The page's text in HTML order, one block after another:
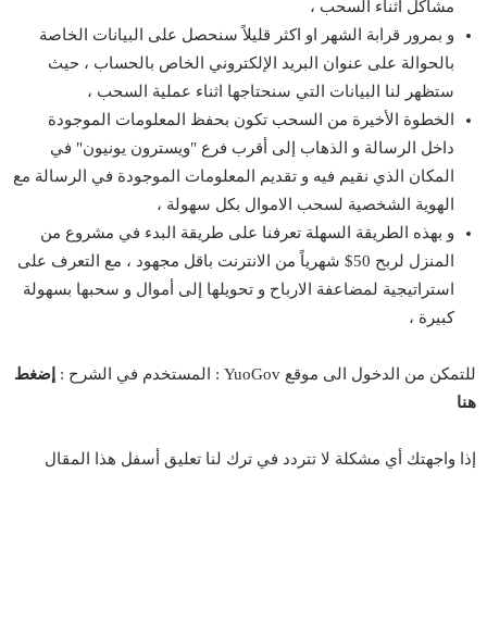
مشاكل اثناء السحب ،
و بمرور قرابة الشهر او اكثر قليلاً سنحصل على البيانات الخاصة
بالحوالة على عنوان البريد الإلكتروني الخاص بالحساب ، حيث
ستظهر لنا البيانات التي سنحتاجها اثناء عملية السحب ،
الخطوة الأخيرة من السحب تكون بحفظ المعلومات الموجودة
داخل الرسالة و الذهاب إلى أقرب فرع "ويسترون يونيون" في
المكان الذي نقيم فيه و تقديم المعلومات الموجودة في الرسالة مع
الهوية الشخصية لسحب الاموال بكل سهولة ،
و بهذه الطريقة السهلة تعرفنا على طريقة البدء في مشروع من
المنزل لربح 50$ شهرياً من الانترنت باقل مجهود ، مع التعرف على
استراتيجية لمضاعفة الارباح و تحويلها إلى أموال و سحبها بسهولة
كبيرة ،
للتمكن من الدخول الى موقع YuoGov : المستخدم في الشرح :
إضغط
هنا
إذا واجهتك أي مشكلة لا تتردد في ترك لنا تعليق أسفل هذا المقال